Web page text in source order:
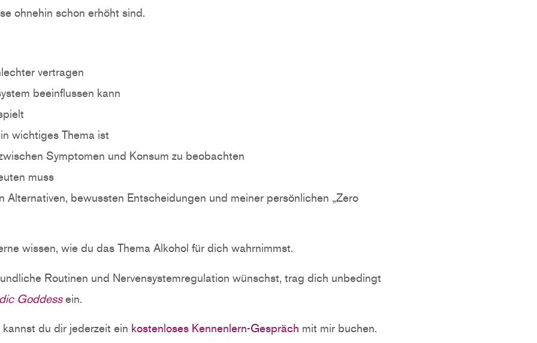
ohnehin schon erhöht sind.
vertragen
beeinflussen kann
wichtiges Thema ist
Symptomen und Konsum zu beobachten
muss
bewussten Entscheidungen und meiner persönlichen „Zero
wissen, wie du das Thema Alkohol für dich wahrnimmst.
Routinen und Nervensystemregulation wünschst, trag dich unbedingt
Goddessein.
du dir jederzeit ein kostenloses Kennenlern-Gespräch mit mir buchen.